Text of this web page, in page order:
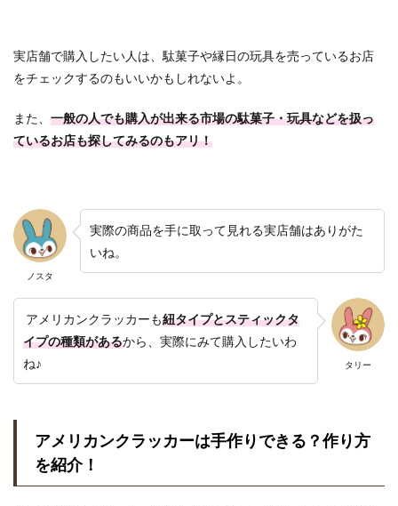
実店舗で購入したい人は、駄菓子や縁日の玩具を売っているお店
をチェックするのもいいかもしれないよ。
また、 一般の人でも購入が出来る市場の駄菓子・玩具などを扱っ
ているお店も探してみるのもアリ！
ノスタ
実際の商品を手に取って見れる実店舗はありがた
いね。
タリー
アメリカンクラッカーも紐タイプとスティックタ
イプの種類があるから、実際にみて購入したいわ
ね♪
アメリカンクラッカーは手作りできる？作り方
を紹介！